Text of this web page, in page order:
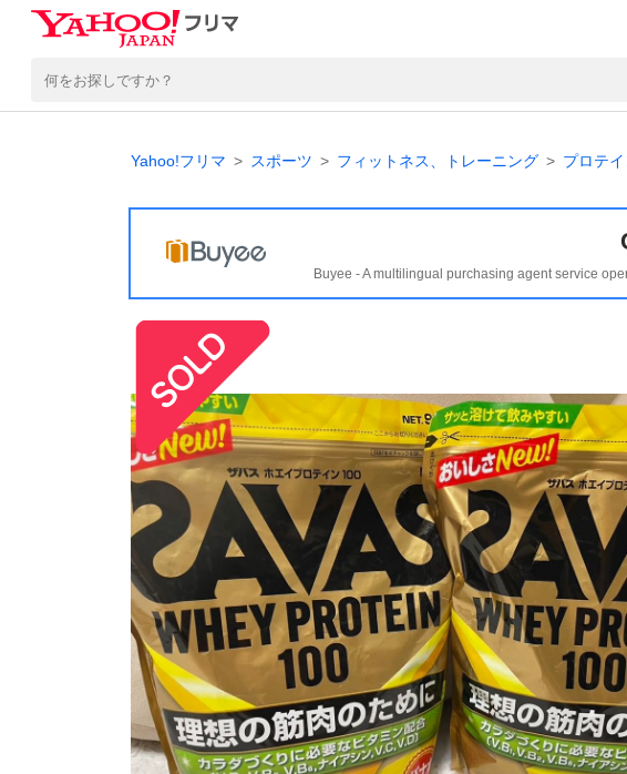
Yahoo!フリマ スポーツ フィットネス、トレーニング プロテイ
Buyee - A multilingual purchasing agent service